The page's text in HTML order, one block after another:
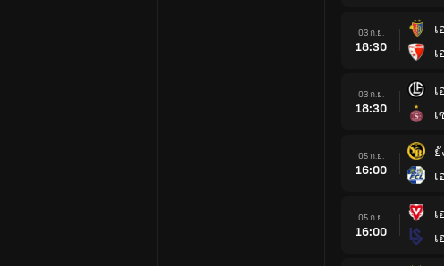
03 ก.ย.
18:30
03 ก.ย.
18:30
05 ก.ย.
16:00
05 ก.ย.
16:00